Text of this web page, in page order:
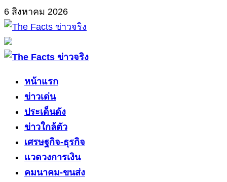
Skip
to
content
6 สิงหาคม 2026
Primary
หน้าแรก
ข่าวเด่น
ประเด็นดัง
ข่าวใกล้ตัว
เศรษฐกิจ-ธุรกิจ
แวดวงการเงิน
คมนาคม-ขนส่ง